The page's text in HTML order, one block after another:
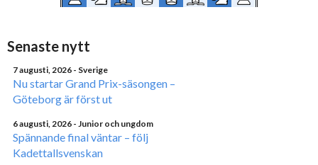
Senaste nytt
7 augusti, 2026 - Sverige
Nu startar Grand Prix-säsongen –
Göteborg är först ut
6 augusti, 2026 - Junior och ungdom
Spännande final väntar – följ
Kadettallsvenskan